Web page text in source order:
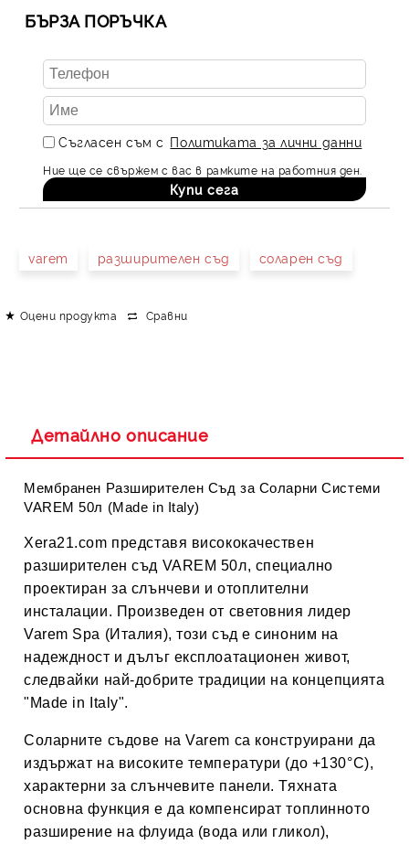
БЪРЗА ПОРЪЧКА
Съгласен съм с Политиката за лични данни
Ние ще се свържем с вас в рамките на работния ден.
varem разширителен съд соларен съд
Оцени продукта Сравни
Детайлно описание
Мембранен Разширителен Съд за Соларни Системи
VAREM 50л (Made in Italy)
Xera21.com представя висококачествен
разширителен съд VAREM 50л, специално
проектиран за слънчеви и отоплителни
инсталации. Произведен от световния лидер
Varem Spa (Италия), този съд е синоним на
надеждност и дълъг експлоатационен живот,
следвайки най-добрите традиции на концепцията
"Made in Italy".
Соларните съдове на Varem са конструирани да
издържат на високите температури (до +130°C),
характерни за слънчевите панели. Тяхната
основна функция е да компенсират топлинното
разширение на флуида (вода или гликол),